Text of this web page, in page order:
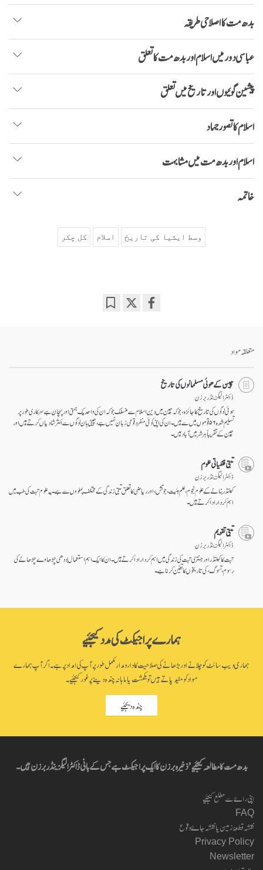
بدھ مت کا اصلاحی طریقہ
عباسی دور میں اسلام اور بدھ مت کا تعلق
پیشین گوئیوں اور تاریخ میں تعلق
اسلام کا تصور جہاد
اسلام اور بدھ مت میں مشابہت
خاتمہ
وسط ایشیا کی تاریخ اسلام کل چکر
متعلقہ مواد
چین کے ھوئی مسلمانوں کی تاریخ
ڈاکٹر الیگزینڈر برزن
ہوئی لوگوں کی تاریخ کا جائزہ، جو کہ چین میں دین اسلام سے منسلک جو کہ ان کی واحد یک جہتی اور پہچان ہے سرکاری طور پر
تسلیم شدہ ۵۶ قوموں میں سے ہیں۔ ان کی اپنی کوئی منفرد قومی زبان نہیں ہے، چینی ہان لوگوں سے اکثر شادیاں کرتے ہیں اور
چین کے تقریباّ ہر شہر میں آباد ہیں۔
تبتی فلکیاتی علوم
ڈاکٹر الیگزینڈر برزن
کیلنڈر بنانے کے علوم نجوم ، علم ہئیت، جوتش، اور ریاضی کا تعلق تبتی زندگی کے مختلف پہلووں سے ہے۔ یہ علوم تبت کی طب میں
اہم کردار ادا کرتے ہیں۔
تبتی تقویم
ڈاکٹر الیگزینڈر برزن
تبت کا کیلنڈر اور جنتری تبت کی زندگی میں اہم کردار ادا کرتے ہیں۔ ان کا ایک اہم استعمال بودھی چڑھاوے چڑھانے کی
رسوم، تسوگ، کی تاریخوں کا تعیّن کرنا ہے۔
ہمارے پراجیکٹ کی مدد کیجئیے
ہماری ویب سائٹ کو چلانے اور بڑھانے کی صلاحیت کا دارومدار مکمل طور پر آپ کی امداد پر ہے۔ اگر آپ ہمارے
مواد کو مفید پاتے ہیں تو یکمشت یا ماہانہ چندہ دینے پر غور کیجئیے۔
چندہ دیجئیے
بدھ مت کا مطالعہ کیجئیے’ ذخیرہ برزن کا ایک پراجیکٹ ہے جس کے بانی ڈاکٹر الیگزینڈر برزن ہیں۔
اپنی راۓ سے مطلع کیجئیے
FAQ
نقشہ قطعۂ زمین یا نقشہ جاۓ وقوع
Privacy Policy
Newsletter